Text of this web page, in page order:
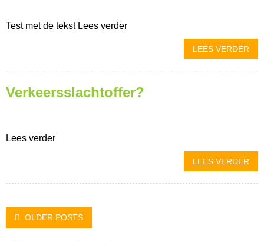
Test met de tekst Lees verder
LEES VERDER
Verkeersslachtoffer?
Lees verder
LEES VERDER
Posts
OLDER POSTS